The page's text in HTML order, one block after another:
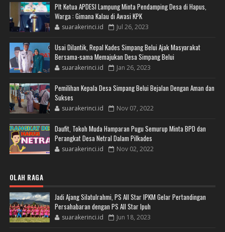
Plt Ketua APDESI Lampung Minta Pendamping Desa di Hapus,
Warga : Gimana Kalau di Awasi KPK
suarakerinci.id Jul 26, 2023
Usai Dilantik, Repal Kades Simpang Belui Ajak Masyarakat
Bersama-sama Memajukan Desa Simpang Belui
suarakerinci.id Jan 26, 2023
Pemilihan Kepala Desa Simpang Belui Bejalan Dengan Aman dan
Sukses
suarakerinci.id Nov 07, 2022
Daufit, Tokoh Muda Hamparan Pugu Semurup Minta BPD dan
Perangkat Desa Netral Dalam Pilkades
suarakerinci.id Nov 02, 2022
OLAH RAGA
Jadi Ajang Silatulrahmi, PS All Star IPKM Gelar Pertandingan
Persahabaran dengan PS All Star Ipuh
suarakerinci.id Jun 18, 2023